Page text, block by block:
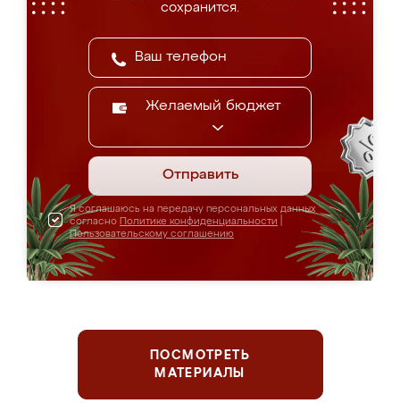
сохранится.
Желаемый бюджет
Отправить
Я соглашаюсь на передачу персональных данных
согласно Политике конфиденциальности
Пользовательскому соглашению
ПОСМОТРЕТЬ
МАТЕРИАЛЫ